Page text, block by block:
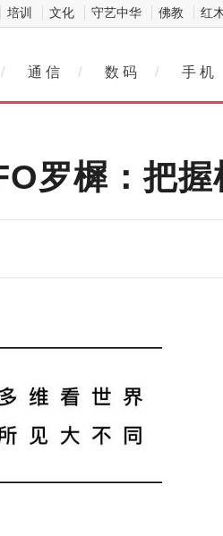
培训 文化 守艺中华 佛教 红
/ 通 信 / 数 码 / 手 机
罗樨：把